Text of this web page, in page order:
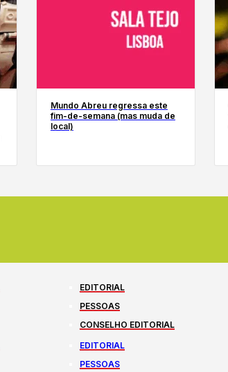
Mundo Abreu regressa este
fim-de-semana (mas muda de
local)
EDITORIAL
PESSOAS
CONSELHO EDITORIAL
EDITORIAL
PESSOAS